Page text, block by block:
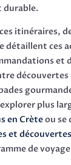
durable.
itinéraires,
détaillent ces
et
plus
en Crèteou se
et
de